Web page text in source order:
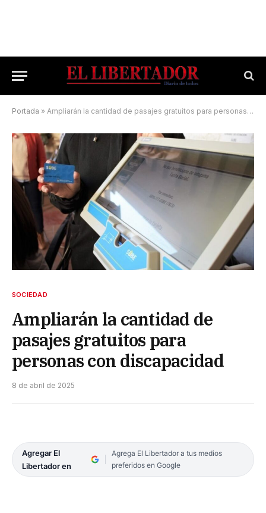
Portada » Ampliarán la cantidad de pasajes gratuitos para personas con discapacidad
SOCIEDAD
Ampliarán la cantidad de
pasajes gratuitos para
personas con discapacidad
8 de abril de 2025
Agregar El
Libertador en
Agrega El Libertador a tus medios
preferidos en Google